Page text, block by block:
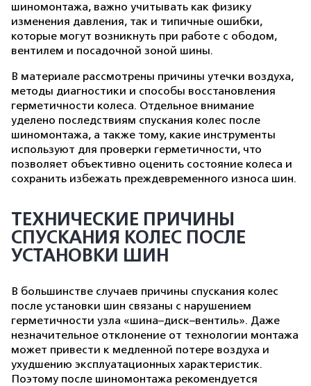
шиномонтажа, важно учитывать как физику
изменения давления, так и типичные ошибки,
которые могут возникнуть при работе с ободом,
вентилем и посадочной зоной шины.
В материале рассмотрены причины утечки воздуха,
методы диагностики и способы восстановления
герметичности колеса. Отдельное внимание
уделено последствиям спускания колес после
шиномонтажа, а также тому, какие инструменты
используют для проверки герметичности, что
позволяет объективно оценить состояние колеса и
сохранить избежать преждевременного износа шин.
ТЕХНИЧЕСКИЕ ПРИЧИНЫ
СПУСКАНИЯ КОЛЕС ПОСЛЕ
УСТАНОВКИ ШИН
В большинстве случаев причины спускания колес
после установки шин связаны с нарушением
герметичности узла «шина–диск–вентиль». Даже
незначительное отклонение от технологии монтажа
может привести к медленной потере воздуха и
ухудшению эксплуатационных характеристик.
Поэтому после шиномонтажа рекомендуется